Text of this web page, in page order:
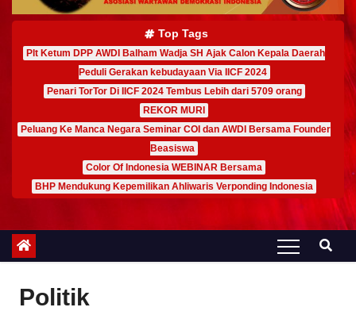
Top Tags
Plt Ketum DPP AWDI Balham Wadja SH Ajak Calon Kepala Daerah
Peduli Gerakan kebudayaan Via IICF 2024
Penari TorTor Di IICF 2024 Tembus Lebih dari 5709 orang
REKOR MURI
Peluang Ke Manca Negara Seminar COI dan AWDI Bersama Founder
Beasiswa
Color Of Indonesia WEBINAR Bersama
BHP Mendukung Kepemilikan Ahliwaris Verponding Indonesia
Politik